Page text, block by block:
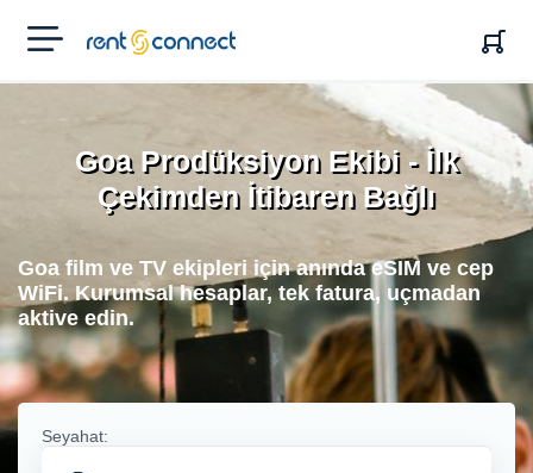
RENT'N
CONNECT
Goa Prodüksiyon Ekibi - İlk
Çekimden İtibaren Bağlı
Goa film ve TV ekipleri için anında eSIM ve cep
WiFi. Kurumsal hesaplar, tek fatura, uçmadan
aktive edin.
Seyahat: